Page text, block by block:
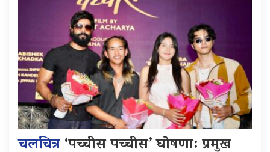
चलचित्र‘पच्चीस पच्चीस’ घोषणा: प्रमुख